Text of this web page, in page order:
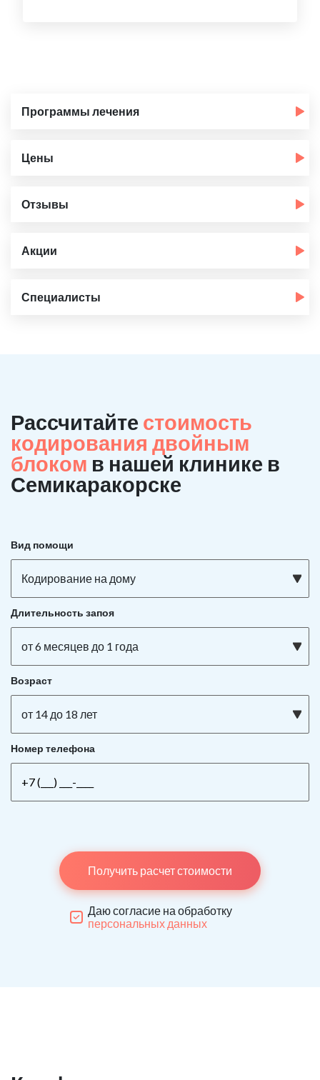
Программы лечения
Цены
Отзывы
Акции
Специалисты
Рассчитайте стоимость
кодирования двойным
блоком в нашей клинике в
Семикаракорске
Вид помощи
Кодирование на дому
Длительность запоя
от 6 месяцев до 1 года
Возраст
от 14 до 18 лет
Номер телефона
Получить расчет стоимости
Даю согласие на обработку
персональных данных